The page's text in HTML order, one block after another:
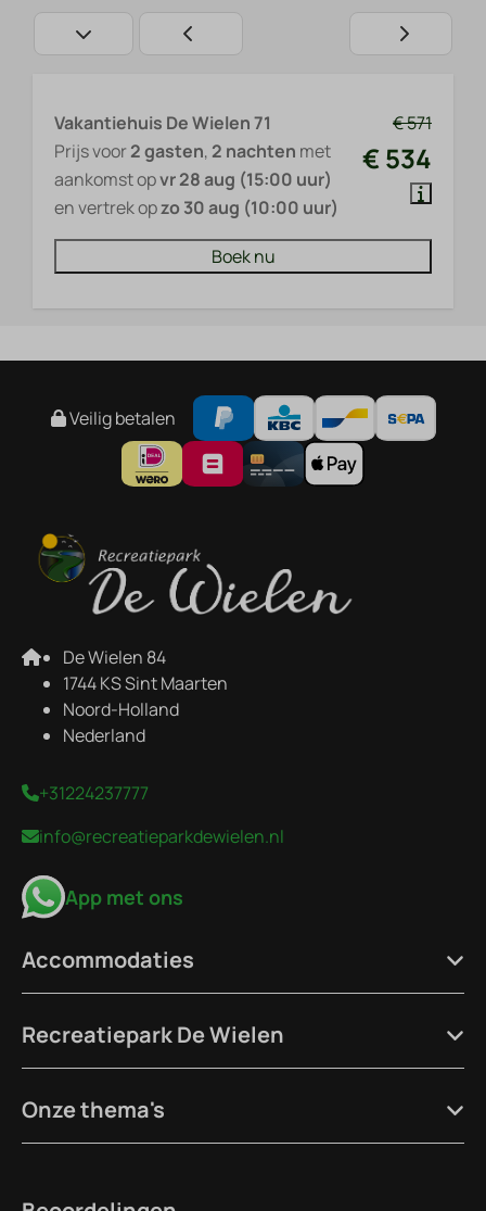
€ 571
€ 534
Vakantiehuis De Wielen 71
Prijs voor2 gasten, 2 nachten met
aankomst opvr 28 aug (15:00 uur)
en vertrek opzo 30 aug (10:00 uur)
Boek nu
Veilig betalen
De Wielen 84
1744 KS Sint Maarten
Noord-Holland
Nederland
+31224237777
info@recreatieparkdewielen.nl
App met ons
Accommodaties
Recreatiepark De Wielen
Onze thema's